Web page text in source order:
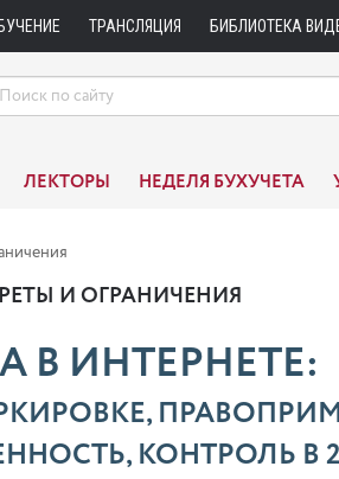
ТРАНСЛЯЦИЯ БИБЛИОТЕКА
ЛЕКТОРЫ НЕДЕЛЯ БУХУЧЕТА
И ОГРАНИЧЕНИЯ
В ИНТЕРНЕТЕ:
КОНТРОЛЬ В